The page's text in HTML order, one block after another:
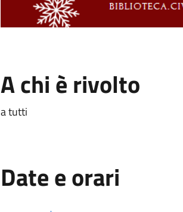
A chi è rivolto
a tutti
Date e orari